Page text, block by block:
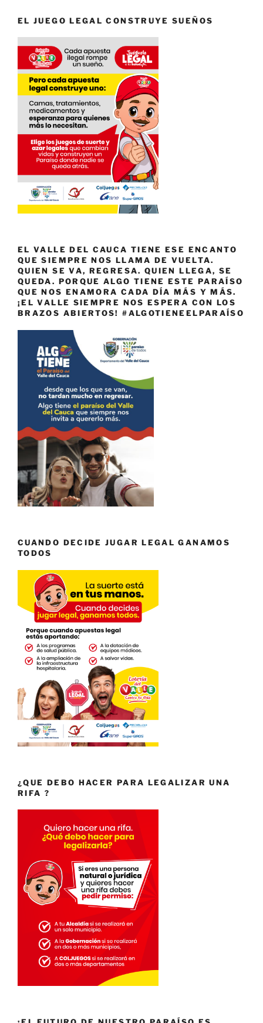
EL JUEGO LEGAL CONSTRUYE SUEÑOS
EL VALLE DEL CAUCA TIENE ESE ENCANTO
QUE SIEMPRE NOS LLAMA DE VUELTA.
QUIEN SE VA, REGRESA. QUIEN LLEGA, SE
QUEDA. PORQUE ALGO TIENE ESTE PARAÍSO
QUE NOS ENAMORA CADA DÍA MÁS Y MÁS.
¡EL VALLE SIEMPRE NOS ESPERA CON LOS
BRAZOS ABIERTOS! #ALGOTIENEELPARAÍSO
CUANDO DECIDE JUGAR LEGAL GANAMOS
TODOS
¿QUE DEBO HACER PARA LEGALIZAR UNA
RIFA ?